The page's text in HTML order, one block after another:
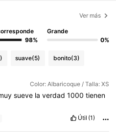
Ver más
98%
Grande
0%
suave(5) bonito(3)
Color: Albaricoque / Talla: XS
sueve laverdad1000tienen
Útil (1)